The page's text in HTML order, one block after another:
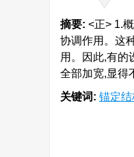
摘要: <正> 1.
协调作用。这
用。因此,有的
全部加宽,显得
关键词: 锚定结